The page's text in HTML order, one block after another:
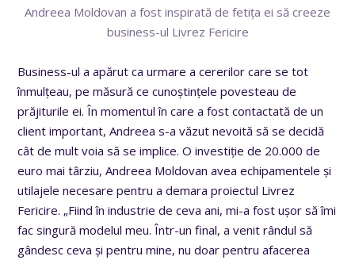
Andreea Moldovan a fost inspirată de fetița ei să creeze
business-ul Livrez Fericire
Business-ul a apărut ca urmare a cererilor care se tot
înmulțeau, pe măsură ce cunoștințele povesteau de
prăjiturile ei. În momentul în care a fost contactată de un
client important, Andreea s-a văzut nevoită să se decidă
cât de mult voia să se implice. O investiție de 20.000 de
euro mai târziu, Andreea Moldovan avea echipamentele și
utilajele necesare pentru a demara proiectul Livrez
Fericire. „Fiind în industrie de ceva ani, mi-a fost ușor să îmi
fac singură modelul meu. Într-un final, a venit rândul să
gândesc ceva și pentru mine, nu doar pentru afacerea